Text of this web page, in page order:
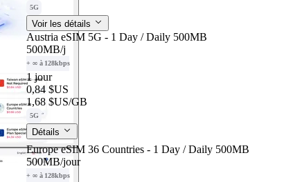
5G
Voir les détails
Austria eSIM 5G - 1 Day / Daily 500MB
500MB/j
+ ∞ à 128kbps
1 jour
0,84 $US
1,68 $US/GB
5G
Détails
Europe eSIM 36 Countries - 1 Day / Daily 500MB
500MB/jour
+ ∞ à 128kbps